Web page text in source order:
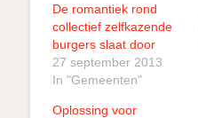
De romantiek rond
collectief zelfkazende
burgers slaat door
27 september 2013
In "Gemeenten"
Oplossing voor